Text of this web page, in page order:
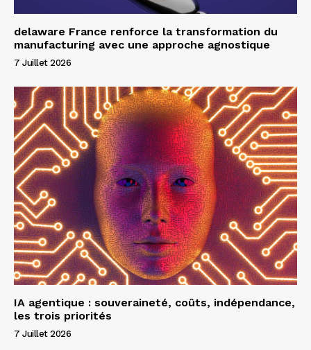
delaware France renforce la transformation du
manufacturing avec une approche agnostique
7 Juillet 2026
IA agentique : souveraineté, coûts, indépendance,
les trois priorités
7 Juillet 2026